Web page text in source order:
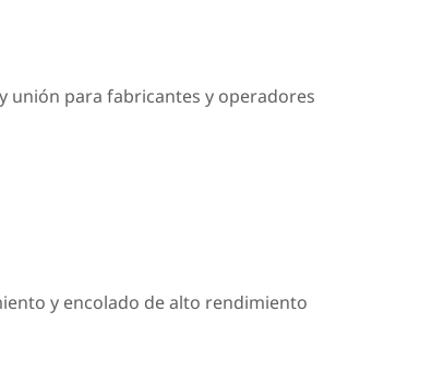
unión para fabricantes y operadores
y encolado de alto rendimiento